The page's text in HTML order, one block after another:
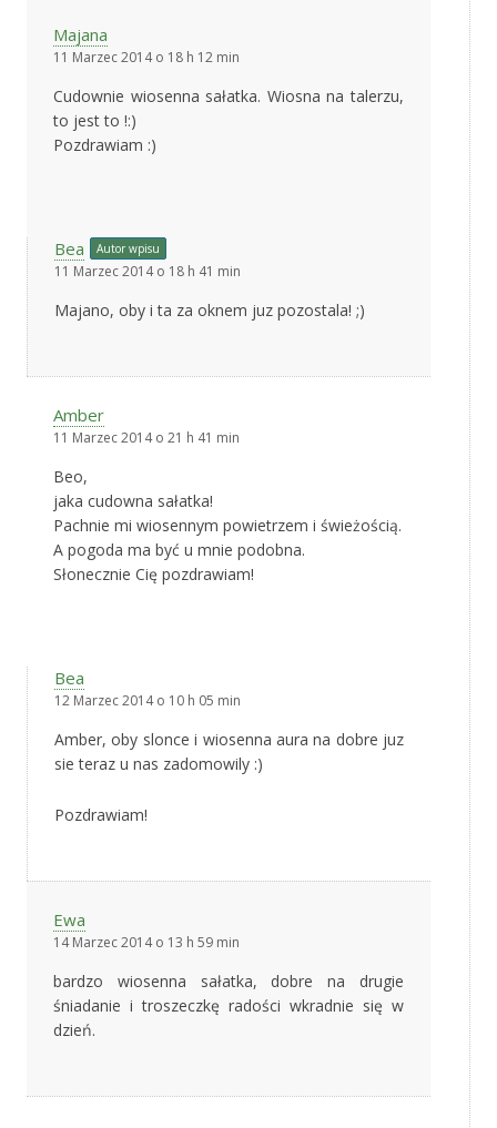
Majana
11 Marzec 2014 o 18 h 12 min
Cudownie wiosenna sałatka. Wiosna na talerzu,
to jest to !:)
Pozdrawiam :)
Bea Autor wpisu
11 Marzec 2014 o 18 h 41 min
Majano, oby i ta za oknem juz pozostala! ;)
Amber
11 Marzec 2014 o 21 h 41 min
Beo,
jaka cudowna sałatka!
Pachnie mi wiosennym powietrzem i świeżością.
A pogoda ma być u mnie podobna.
Słonecznie Cię pozdrawiam!
Bea
12 Marzec 2014 o 10 h 05 min
Amber, oby slonce i wiosenna aura na dobre juz
sie teraz u nas zadomowily :)
Pozdrawiam!
Ewa
14 Marzec 2014 o 13 h 59 min
bardzo wiosenna sałatka, dobre na drugie
śniadanie i troszeczkę radości wkradnie się w
dzień.